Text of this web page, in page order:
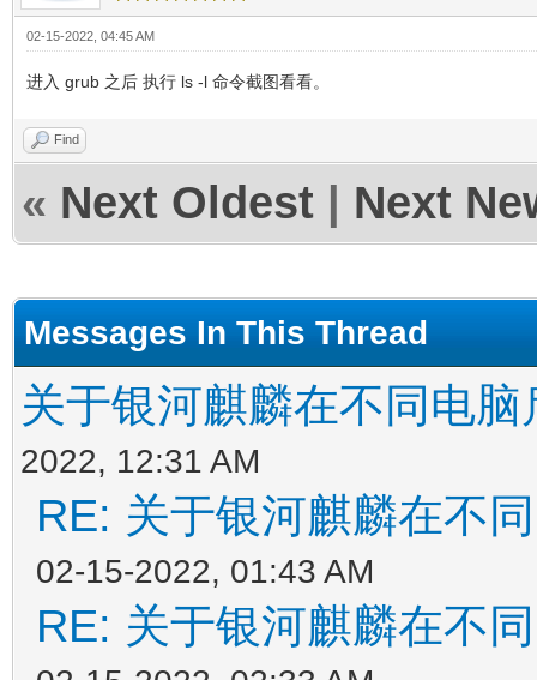
02-15-2022, 04:45 AM
进入 grub 之后 执行 ls -l 命令截图看看。
Find
« Next Oldest Next
Messages In This Thread
关于银河麒麟在不同电
2022, 12:31 AM
RE: 关于银河麒麟在不
02-15-2022, 01:43 AM
RE: 关于银河麒麟在不